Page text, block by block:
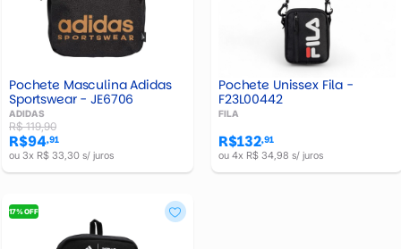
Pochete Masculina Adidas
Sportswear - JE6706
ADIDAS
R$ 119,90
R$94,91
ou 3x R$ 33,30 s/ juros
Pochete Unissex Fila -
F23L00442
FILA
R$132,91
ou 4x R$ 34,98 s/ juros
17% OFF